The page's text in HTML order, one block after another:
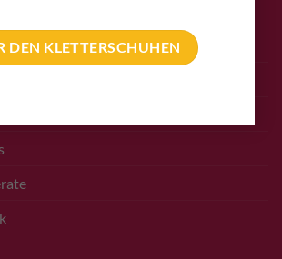
DEN KLETTERSCHUHEN
Vereine